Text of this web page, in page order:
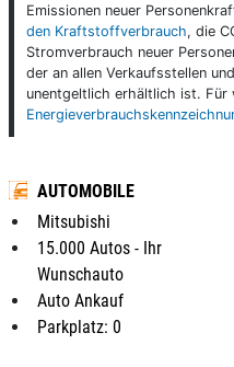
Emissionen neuer
den Kraftstoffverbrauch, die
Stromverbrauch neuer
der an allen Verkaufsstellen
unentgeltlich erhältlich ist. Für
AUTOMOBILE
Mitsubishi
15.000 Autos - Ihr
Wunschauto
Auto Ankauf
Parkplatz: 0